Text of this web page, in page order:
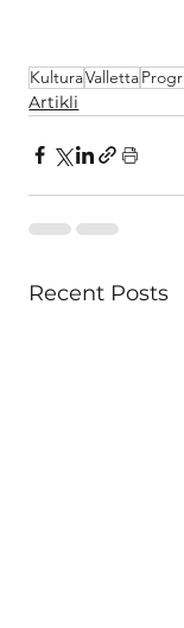
KulturaValletta
Artikli
Recent Posts